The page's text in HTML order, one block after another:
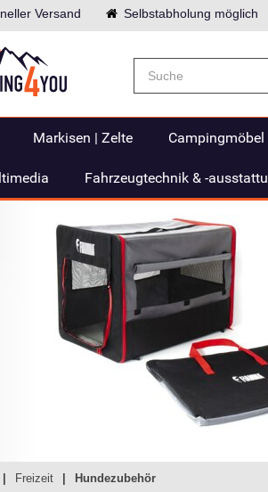
Versand Selbstabholung möglich
Markisen | Zelte Campingmöbel
Fahrzeugtechnik & -
Freizeit Hundezubehör